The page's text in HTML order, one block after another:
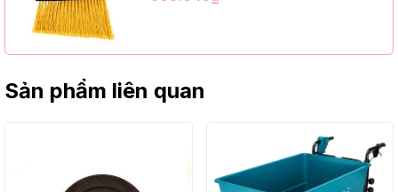
Sản phẩm liên quan